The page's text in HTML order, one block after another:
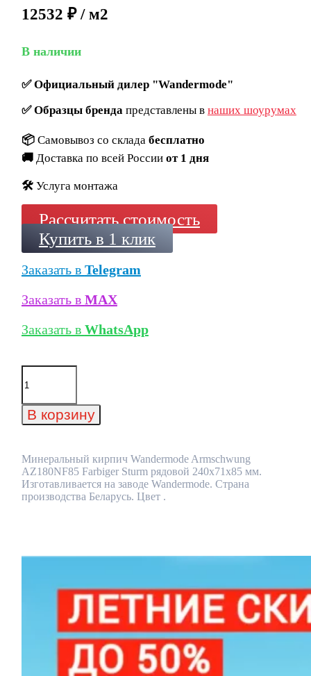
12532 ₽ / м2
В наличии
✅Официальный дилер "Wandermode"
✅Образцы брендапредставлены в наших шоурумах
📦 Самовывоз со склада бесплатно
🚚 Доставка по всей России от 1 дня
🛠️ Услуга монтажа
Рассчитать стоимость
Купить в 1 клик
Заказать в Telegram
Заказать в MAX
Заказать в WhatsApp
Количество
товара
кирпич
Wandermode
Farbiger
Sturm
рядовой
240x71x85
В корзину
Минеральный кирпич Wandermode Armschwung
AZ180NF85 Farbiger Sturm рядовой 240x71x85 мм.
Изготавливается на заводе Wandermode. Страна
производства Беларусь. Цвет .